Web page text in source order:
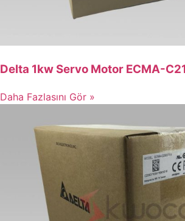
Delta 1kw Servo Motor ECMA-
Daha Fazlasını Gör »